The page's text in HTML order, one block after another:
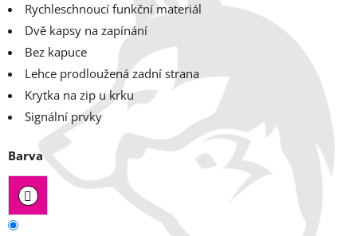
Rychleschnoucí funkční materiál
Dvě kapsy na zapínání
Bez kapuce
Lehce prodloužená zadní strana
Krytka na zip u krku
Signální prvky
Barva